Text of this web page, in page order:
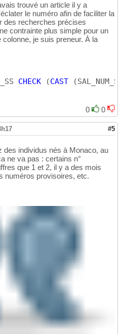
trouvé un article il y a
le numéro afin de faciliter la
des recherches précises
contrainte plus simple pour un
je suis preneur. À la
CHECK (CAST (
0 0
#5
des individus nés à Monaco, au
ne va pas : certains n°
que 1 et 2, il y a des mois
numéros provisoires, etc.